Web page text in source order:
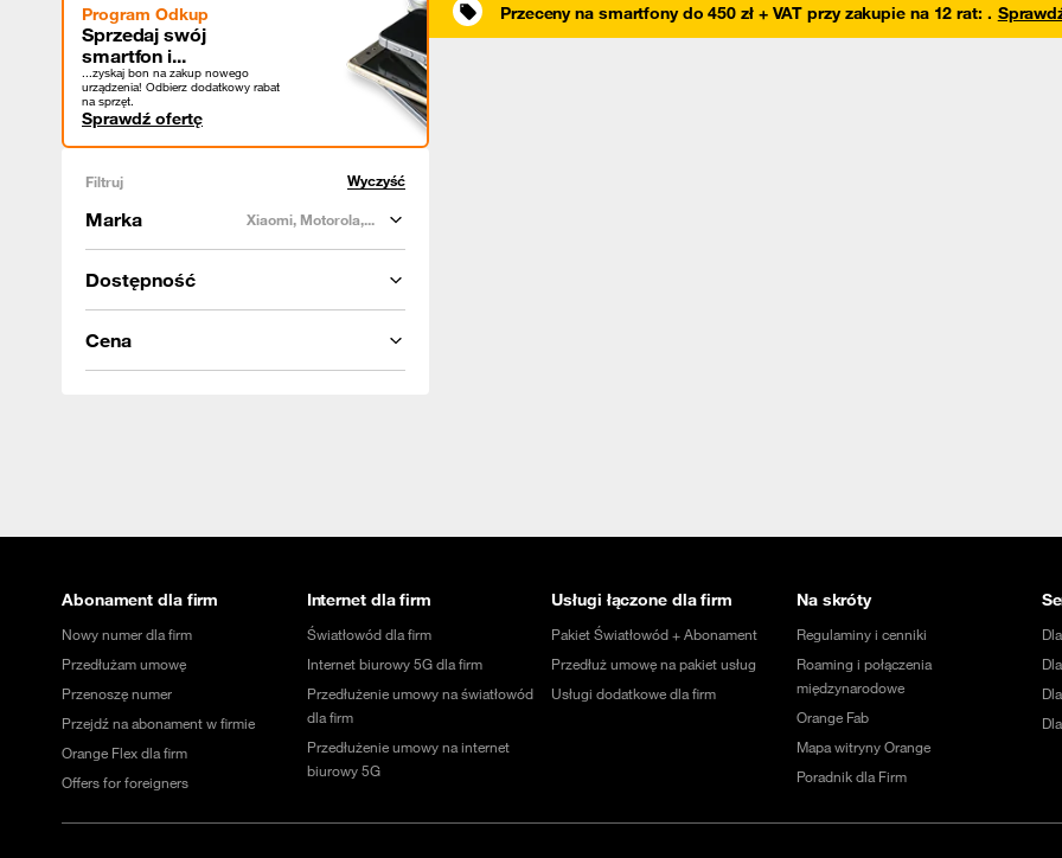
Program Odkup
Sprzedaj swój
smartfon i...
...zyskaj bon na zakup nowego
urządzenia! Odbierz dodatkowy rabat
na sprzęt.
Sprawdź ofertę
Filtruj Wyczyść
Marka Xiaomi, Motorola,...
Dostępność
Cena
Przeceny na smartfony do 450 zł + VAT przy zakupie na 12 rat: .
Abonament dla firm
Nowy numer dla firm
Przedłużam umowę
Przenoszę numer
Przejdź na abonament w firmie
Orange Flex dla firm
Offers for foreigners
Internet dla firm
Światłowód dla firm
Internet biurowy 5G dla firm
Przedłużenie umowy na światłowód
dla firm
Przedłużenie umowy na internet
biurowy 5G
Usługi łączone dla firm
Pakiet Światłowód + Abonament
Przedłuż umowę na pakiet usług
Usługi dodatkowe dla firm
Na skróty
Regulaminy i cenniki
Roaming i połączenia
międzynarodowe
Orange Fab
Mapa witryny Orange
Poradnik dla Firm